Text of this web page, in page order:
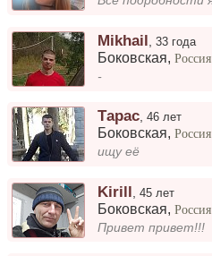
Mikhail ,33 года
Боковская,Россия
-
Тарас ,46 лет
Боковская,Россия
ищу её
Kirill ,45 лет
Боковская,Россия
Привет привет!!!